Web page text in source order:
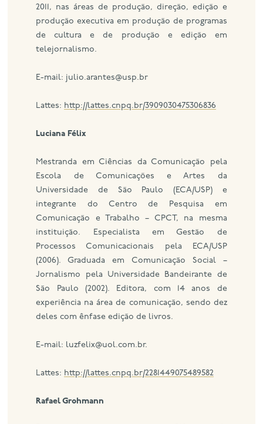
2011, nas áreas de produção, direção, edição e
produção executiva em produção de programas
de cultura e de produção e edição em
telejornalismo.
E-mail: julio.arantes@usp.br
Lattes: http://lattes.cnpq.br/3909030475306836
Luciana Félix
Mestranda em Ciências da Comunicação pela
Escola de Comunicações e Artes da
Universidade de São Paulo (ECA/USP) e
integrante do Centro de Pesquisa em
Comunicação e Trabalho – CPCT, na mesma
instituição. Especialista em Gestão de
Processos Comunicacionais pela ECA/USP
(2006). Graduada em Comunicação Social –
Jornalismo pela Universidade Bandeirante de
São Paulo (2002). Editora, com 14 anos de
experiência na área de comunicação, sendo dez
deles com ênfase edição de livros.
E-mail: luzfelix@uol.com.br.
Lattes: http://lattes.cnpq.br/2281449075489582
Rafael Grohmann